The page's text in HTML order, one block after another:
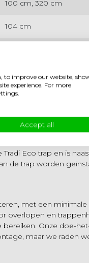
100 cm, 320 cm
104 cm
Binnen
Eco trap en is
de trap worden
met een
overlopen en
Onze doe-
maar we raden
to improve our website,
experience. For more
Accept all